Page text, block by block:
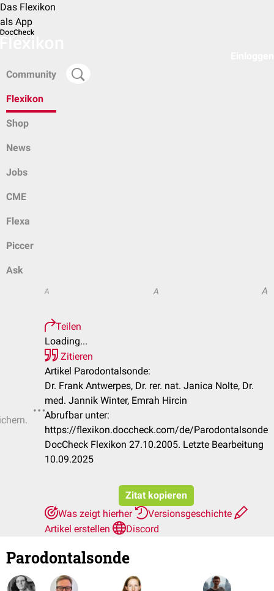
Das Flexikon
als App
Community
Flexikon
Shop
News
Jobs
CME
Flexa
Piccer
Ask
A A A
Teilen
Loading...
Zitieren
Artikel Parodontalsonde:
Dr. Frank Antwerpes, Dr. rer. nat. Janica Nolte, Dr.
med. Jannik Winter, Emrah Hircin
Abrufbar unter:
https://flexikon.doccheck.com/de/Parodontalsonde
DocCheck Flexikon 27.10.2005. Letzte Bearbeitung
10.09.2025
Zitat kopieren
Was zeigt hierher
Versionsgeschichte
Artikel erstellen
Discord
Parodontalsonde